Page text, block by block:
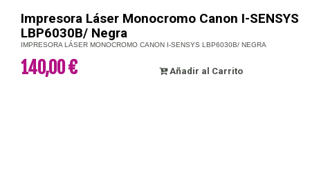
Impresora Láser Monocromo Canon I-SENSYS
LBP6030B/ Negra
IMPRESORA LÁSER MONOCROMO CANON I-SENSYS LBP6030B/ NEGRA
140,00 € Añadir al Carrito